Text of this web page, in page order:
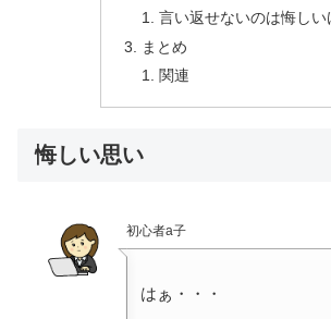
言い返せないのは悔しい
まとめ
関連
悔しい思い
初心者a子
はぁ・・・